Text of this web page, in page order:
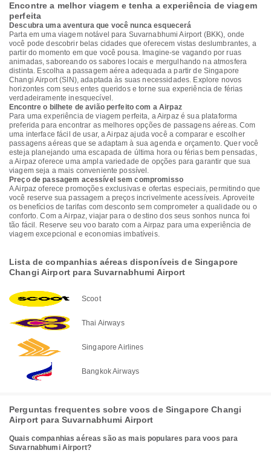
Encontre a melhor viagem e tenha a experiência de viagem
perfeita
Descubra uma aventura que você nunca esquecerá
Parta em uma viagem notável para Suvarnabhumi Airport (BKK), onde
você pode descobrir belas cidades que oferecem vistas deslumbrantes, a
partir do momento em que você pousa. Imagine-se vagando por ruas
animadas, saboreando os sabores locais e mergulhando na atmosfera
distinta. Escolha a passagem aérea adequada a partir de Singapore
Changi Airport (SIN), adaptada às suas necessidades. Explore novos
horizontes com seus entes queridos e torne sua experiência de férias
verdadeiramente inesquecível.
Encontre o bilhete de avião perfeito com a Airpaz
Para uma experiência de viagem perfeita, a Airpaz é sua plataforma
preferida para encontrar as melhores opções de passagens aéreas. Com
uma interface fácil de usar, a Airpaz ajuda você a comparar e escolher
passagens aéreas que se adaptam à sua agenda e orçamento. Quer você
esteja planejando uma escapada de última hora ou férias bem pensadas,
a Airpaz oferece uma ampla variedade de opções para garantir que sua
viagem seja a mais conveniente possível.
Preço de passagem acessível sem compromisso
A Airpaz oferece promoções exclusivas e ofertas especiais, permitindo que
você reserve sua passagem a preços incrivelmente acessíveis. Aproveite
os benefícios de tarifas com desconto sem comprometer a qualidade ou o
conforto. Com a Airpaz, viajar para o destino dos seus sonhos nunca foi
tão fácil. Reserve seu voo barato com a Airpaz para uma experiência de
viagem excepcional e economias imbatíveis.
Lista de companhias aéreas disponíveis de Singapore
Changi Airport para Suvarnabhumi Airport
Scoot
Thai Airways
Singapore Airlines
Bangkok Airways
Perguntas frequentes sobre voos de Singapore Changi
Airport para Suvarnabhumi Airport
Quais companhias aéreas são as mais populares para voos para
Suvarnabhumi Airport?